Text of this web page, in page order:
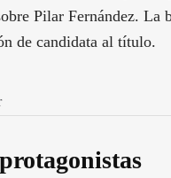
Pilar Fernández.
de candidata al título.